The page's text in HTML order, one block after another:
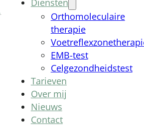
Diensten
Orthomoleculaire
therapie
EMB-test
Celgezondheidstest
Tarieven
Over mij
Nieuws
Contact